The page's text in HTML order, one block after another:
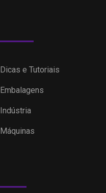
Dicas e Tutoriais
Embalagens
Indústria
Máquinas